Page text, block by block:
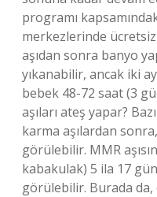
programı
merkezlerinde ücretsiz
aşıdan sonra banyo
yıkanabilir, ancak iki
bebek 48-72 saat (3
aşıları ateş yapar?
karma aşılardan
görülebilir. MMR
kabakulak) 5 ila 17
görülebilir. Burada da,